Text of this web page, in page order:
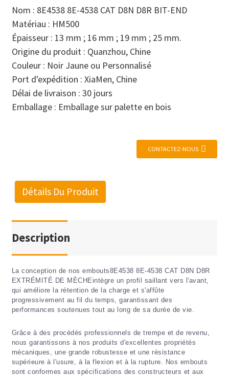
Nom : 8E4538 8E-4538 CAT D8N D8R BIT-END
Matériau : HM500
Épaisseur : 13 mm ; 16 mm ; 19 mm ; 25 mm.
Origine du produit : Quanzhou, Chine
Couleur : Noir Jaune ou Personnalisé
Port d'expédition : XiaMen, Chine
Délai de livraison : 30 jours
Emballage : Emballage sur palette en bois
CONTACTEZ-NOUS
Détails Du Produit
Description
La conception de nos embouts8E4538 8E-4538 CAT D8N D8R
EXTRÉMITÉ DE MÈCHE intègre un profil saillant vers l'avant,
qui améliore la rétention de la charge et s'affûte
progressivement au fil du temps, garantissant des
performances soutenues tout au long de sa durée de vie.
Grâce à des procédés professionnels de trempe et de revenu,
nous garantissons à nos produits d'excellentes propriétés
mécaniques, une grande robustesse et une résistance
supérieure à l'usure, à la flexion et à la rupture. Nos embouts
sont conformes aux spécifications des constructeurs et aux